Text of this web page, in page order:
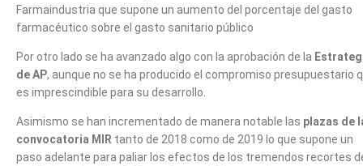
Farmaindustria que supone un aumento del porcentaje del gasto
farmacéutico sobre el gasto sanitario público
Por otro lado se ha avanzado algo con la aprobación de la
de AP, aunque no se ha producido el compromiso presupuestario
es imprescindible para su desarrollo.
Asimismo se han incrementado de manera notable las plazas de
convocatoria MIR tanto de 2018 como de 2019 lo que supone un
paso adelante para paliar los efectos de los tremendos recortes